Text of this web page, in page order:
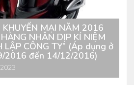
KHUYẾN MẠI NĂM 2016
NHÂN DỊP KỈ NIỆM
CÔNG TY” (Áp dụng ở
2016 đến 14/12/2016)